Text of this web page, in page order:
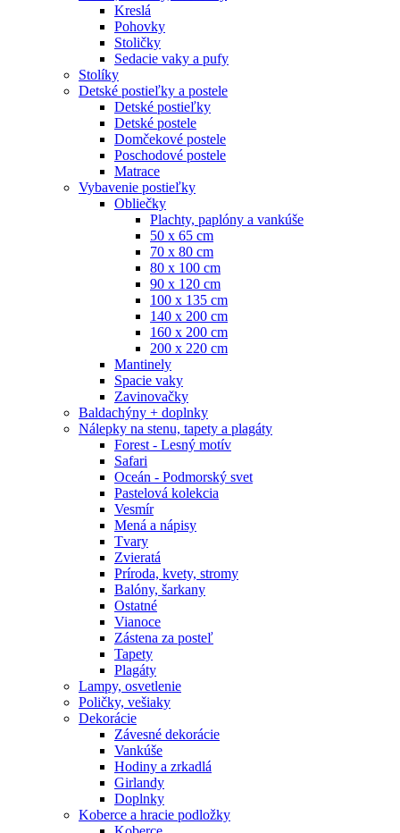
Kreslá
Pohovky
Stoličky
Sedacie vaky a pufy
Stolíky
Detské postieľky a postele
Detské postieľky
Detské postele
Domčekové postele
Poschodové postele
Matrace
Vybavenie postieľky
Obliečky
Plachty, paplóny a vankúše
50 x 65 cm
70 x 80 cm
80 x 100 cm
90 x 120 cm
100 x 135 cm
140 x 200 cm
160 x 200 cm
200 x 220 cm
Mantinely
Spacie vaky
Zavinovačky
Baldachýny + doplnky
Nálepky na stenu, tapety a plagáty
Forest - Lesný motív
Safari
Oceán - Podmorský svet
Pastelová kolekcia
Vesmír
Mená a nápisy
Tvary
Zvieratá
Príroda, kvety, stromy
Balóny, šarkany
Ostatné
Vianoce
Zástena za posteľ
Tapety
Plagáty
Lampy, osvetlenie
Poličky, vešiaky
Dekorácie
Závesné dekorácie
Vankúše
Hodiny a zrkadlá
Girlandy
Doplnky
Koberce a hracie podložky